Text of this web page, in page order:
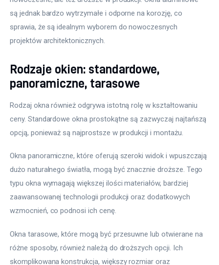
są jednak bardzo wytrzymałe i odporne na korozję, co
sprawia, że są idealnym wyborem do nowoczesnych
projektów architektonicznych.
Rodzaje okien: standardowe,
panoramiczne, tarasowe
Rodzaj okna również odgrywa istotną rolę w kształtowaniu
ceny. Standardowe okna prostokątne są zazwyczaj najtańszą
opcją, ponieważ są najprostsze w produkcji i montażu.
Okna panoramiczne, które oferują szeroki widok i wpuszczają
dużo naturalnego światła, mogą być znacznie droższe. Tego
typu okna wymagają większej ilości materiałów, bardziej
zaawansowanej technologii produkcji oraz dodatkowych
wzmocnień, co podnosi ich cenę.
Okna tarasowe, które mogą być przesuwne lub otwierane na
różne sposoby, również należą do droższych opcji. Ich
skomplikowana konstrukcja, większy rozmiar oraz